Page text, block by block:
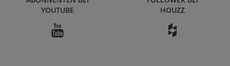
YOUTUBE
HOUZZ